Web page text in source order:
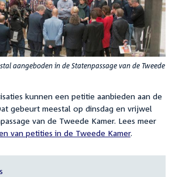
aangeboden in de Statenpassage van de Tweede
kunnen een petitie aanbieden aan de
gebeurt meestal op dinsdag en vrijwel
van de Tweede Kamer. Lees meer
van petities in de Tweede Kamer.